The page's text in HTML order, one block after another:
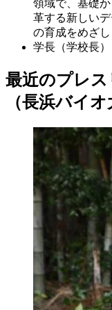
領域で、基礎
革する新しい
の育成をめざし
学長（学校長）
最近のプレス
（長浜バイオ